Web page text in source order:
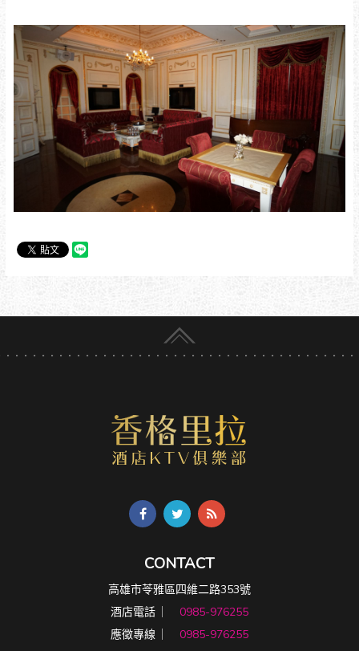
CONTACT
高雄市苓雅區四維二路353號
酒店電話 ︳ 0985-976255
應徵專線 ︳ 0985-976255